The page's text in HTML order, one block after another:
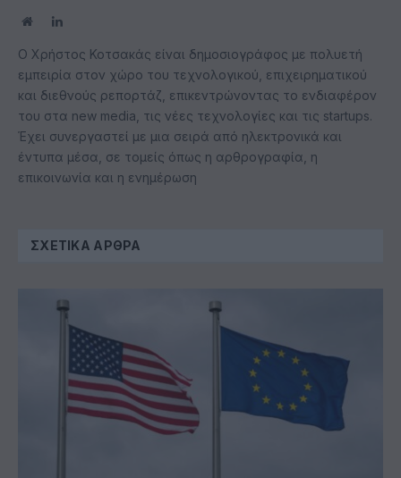
WebsiteLinkedIn
Ο Χρήστος Κοτσακάς είναι δημοσιογράφος με πολυετή
εμπειρία στον χώρο του τεχνολογικού, επιχειρηματικού
και διεθνούς ρεπορτάζ, επικεντρώνοντας το ενδιαφέρον
του στα new media, τις νέες τεχνολογίες και τις startups.
Έχει συνεργαστεί με μια σειρά από ηλεκτρονικά και
έντυπα μέσα, σε τομείς όπως η αρθρογραφία, η
επικοινωνία και η ενημέρωση
ΣΧΕΤΙΚΆ ΆΡΘΡΑ